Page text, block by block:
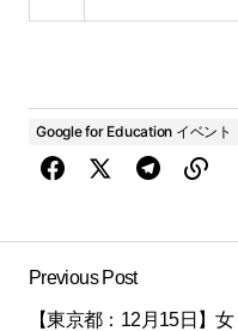
Google for Education イベント
Previous Post
【東京都：12月15日】女